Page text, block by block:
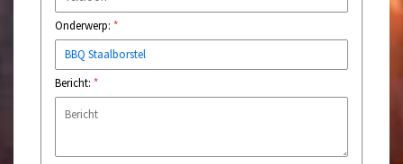
Onderwerp: *
Bericht: *